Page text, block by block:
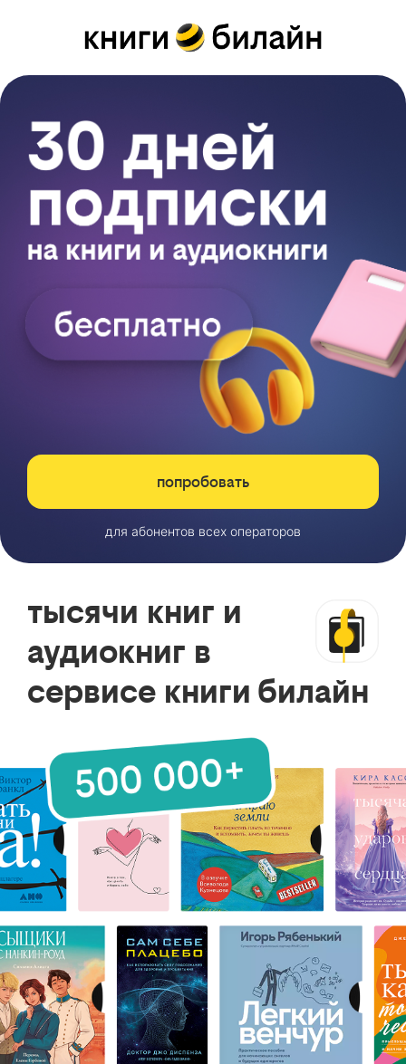
попробовать
для абонентов всех операторов
тысячи книг и
аудиокниг в
сервисе книги билайн